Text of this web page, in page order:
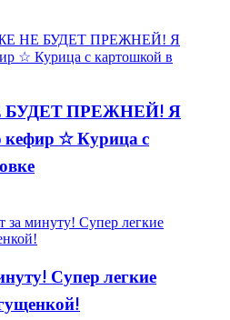
БУДЕТ ПРЕЖНЕЙ! Я
кефир ☆ Курица с
Супер легкие